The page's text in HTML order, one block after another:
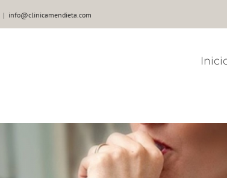
| info@clinicamendieta.com